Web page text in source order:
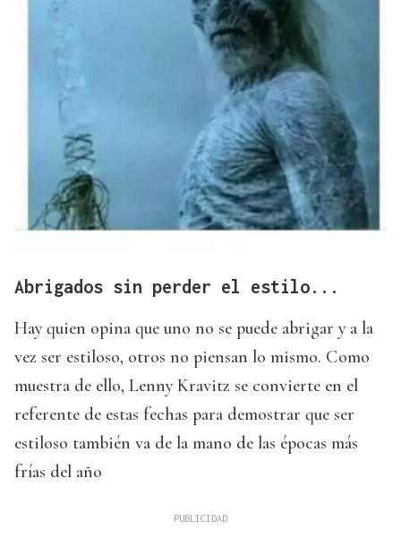
Abrigados sin perder el estilo...
Hay quien opina que uno no se puede abrigar y a la
vez ser estiloso, otros no piensan lo mismo. Como
muestra de ello, Lenny Kravitz se convierte en el
referente de estas fechas para demostrar que ser
estiloso también va de la mano de las épocas más
frías del año